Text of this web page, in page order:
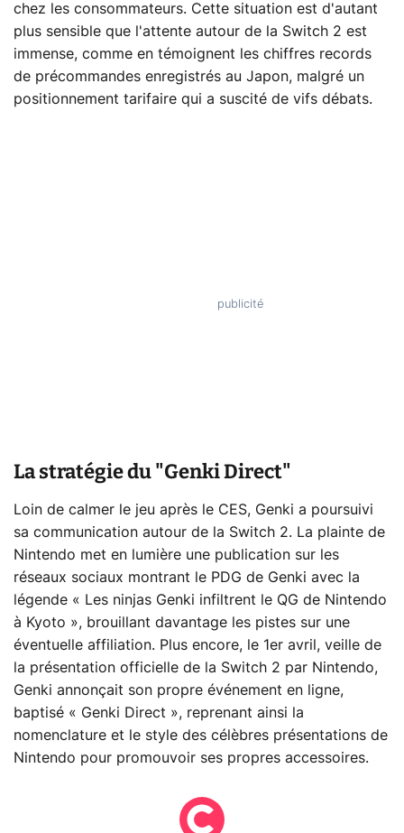
chez les consommateurs. Cette situation est d'autant
plus sensible que l'attente autour de la Switch 2 est
immense, comme en témoignent les chiffres records
de précommandes enregistrés au Japon, malgré un
positionnement tarifaire qui a suscité de vifs débats.
La stratégie du "Genki Direct"
Loin de calmer le jeu après le CES, Genki a poursuivi
sa communication autour de la Switch 2. La plainte de
Nintendo met en lumière une publication sur les
réseaux sociaux montrant le PDG de Genki avec la
légende « Les ninjas Genki infiltrent le QG de Nintendo
à Kyoto », brouillant davantage les pistes sur une
éventuelle affiliation. Plus encore, le 1er avril, veille de
la présentation officielle de la Switch 2 par Nintendo,
Genki annonçait son propre événement en ligne,
baptisé « Genki Direct », reprenant ainsi la
nomenclature et le style des célèbres présentations de
Nintendo pour promouvoir ses propres accessoires.